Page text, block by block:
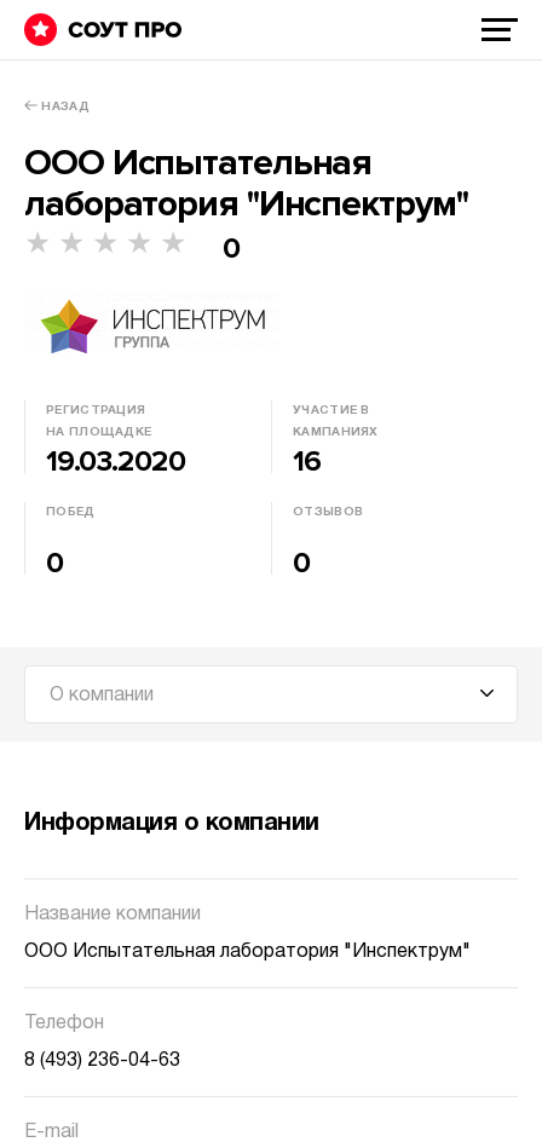
НАЗАД
ООО Испытательная
лаборатория "Инспектрум"
★ ★ ★ ★ ★
★ ★ ★ ★ ★ 0
РЕГИСТРАЦИЯ
НА ПЛОЩАДКЕ
19.03.2020
УЧАСТИЕ В
КАМПАНИЯХ
16
ПОБЕД
0
ОТЗЫВОВ
0
О компании
Информация о компании
Название компании
ООО Испытательная лаборатория "Инспектрум"
Телефон
8 (493) 236-04-63
E-mail